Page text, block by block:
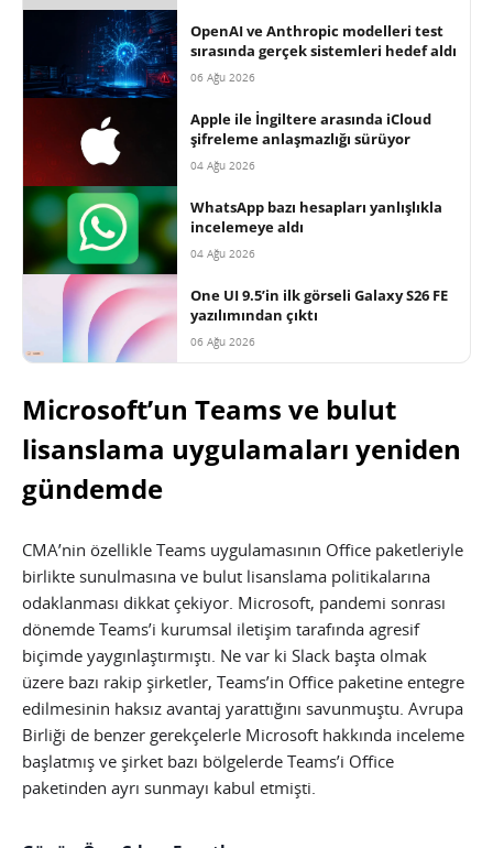
OpenAI ve Anthropic modelleri test
sırasında gerçek sistemleri hedef aldı
06 Ağu 2026
Apple ile İngiltere arasında iCloud
şifreleme anlaşmazlığı sürüyor
04 Ağu 2026
WhatsApp bazı hesapları yanlışlıkla
incelemeye aldı
04 Ağu 2026
One UI 9.5’in ilk görseli Galaxy S26 FE
yazılımından çıktı
06 Ağu 2026
Microsoft’un Teams ve bulut
lisanslama uygulamaları yeniden
gündemde
CMA’nin özellikle Teams uygulamasının Office paketleriyle
birlikte sunulmasına ve bulut lisanslama politikalarına
odaklanması dikkat çekiyor. Microsoft, pandemi sonrası
dönemde Teams’i kurumsal iletişim tarafında agresif
biçimde yaygınlaştırmıştı. Ne var ki Slack başta olmak
üzere bazı rakip şirketler, Teams’in Office paketine entegre
edilmesinin haksız avantaj yarattığını savunmuştu. Avrupa
Birliği de benzer gerekçelerle Microsoft hakkında inceleme
başlatmış ve şirket bazı bölgelerde Teams’i Office
paketinden ayrı sunmayı kabul etmişti.